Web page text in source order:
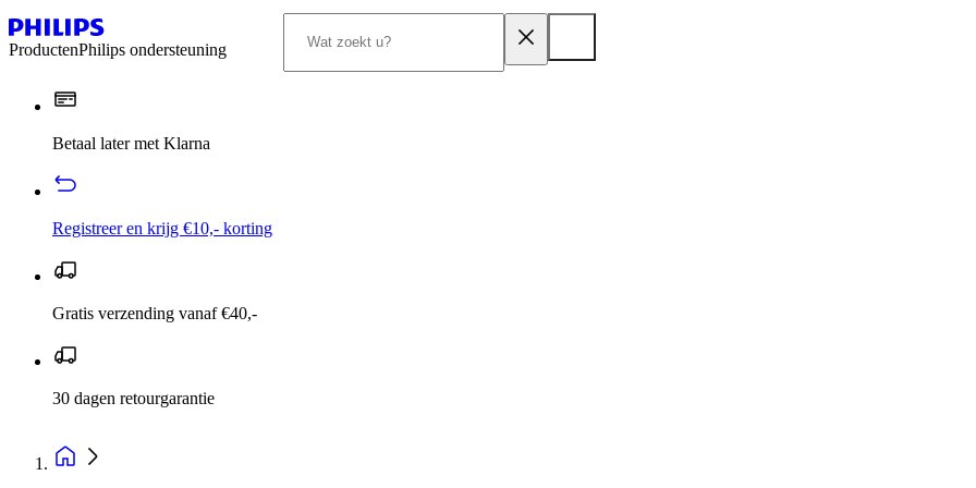
ProductenPhilips ondersteuning
Betaal later met Klarna
Registreer en krijg €10,- korting
Gratis verzending vanaf €40,-
30 dagen retourgarantie